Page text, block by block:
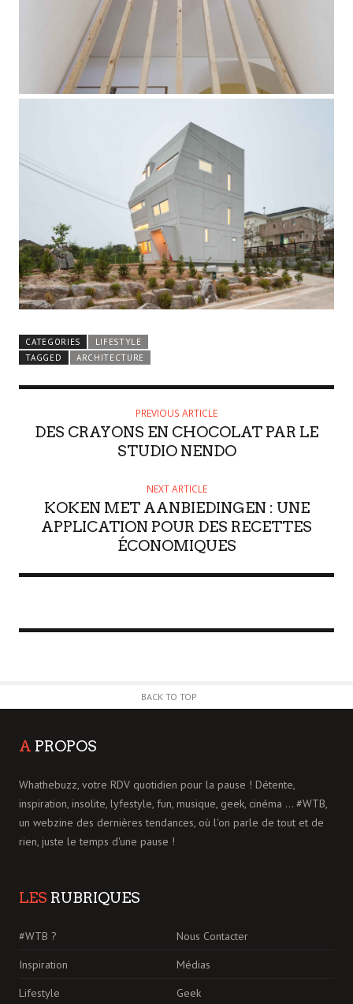
CATEGORIES
LIFESTYLE
TAGGED
ARCHITECTURE
PREVIOUS ARTICLE
DES CRAYONS EN CHOCOLAT PAR LE
STUDIO NENDO
NEXT ARTICLE
KOKEN MET AANBIEDINGEN : UNE
APPLICATION POUR DES RECETTES
ÉCONOMIQUES
BACK TO TOP
A PROPOS
Whathebuzz, votre RDV quotidien pour la pause ! Détente,
inspiration, insolite, lyfestyle, fun, musique, geek, cinéma ... #WTB,
un webzine des dernières tendances, où l'on parle de tout et de
rien, juste le temps d'une pause !
LES RUBRIQUES
#WTB ?
Nous Contacter
Inspiration
Médias
Lifestyle
Geek